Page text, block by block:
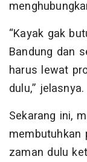
“Kayak gak
Bandung dan
harus lewat
dulu,” jelasnya.
Sekarang ini,
membutuhkan
zaman dulu